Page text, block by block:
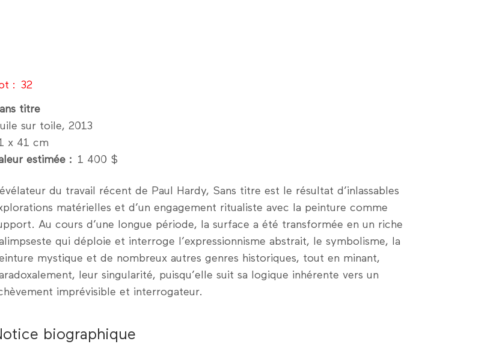
32
titre
sur toile, 2013
x 41 cm
estimée
1 400 $
du travail récent de Paul Hardy, Sans titre est le résultat d’inlassables
matérielles et d’un engagement ritualiste avec la peinture comme
Au cours d’une longue période, la surface a été transformée en un riche
qui déploie et interroge l’expressionnisme abstrait, le symbolisme, la
mystique et de nombreux autres genres historiques, tout en minant,
leur singularité, puisqu’elle suit sa logique inhérente vers un
imprévisible et interrogateur.
biographique